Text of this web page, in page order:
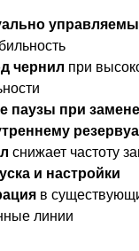
чернил при
паузы при
снижает частоту
и настройки
в
линии